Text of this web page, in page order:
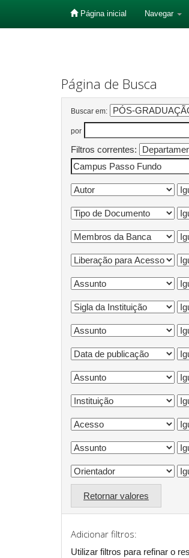
Página inicial Navegar
Página de Busca
Buscar em:
por
Filtros correntes:
Retornar valores
Adicionar filtros:
Utilizar filtros para refinar o